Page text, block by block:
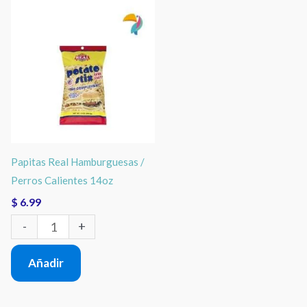
Papitas Real Hamburguesas /
Perros Calientes 14oz
$ 6.99
-
Hamburguesas
Calientes
cantidad
+
Añadir